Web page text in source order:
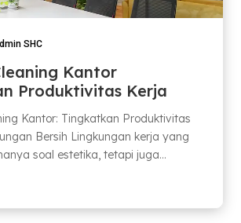
SHC
Kantor
Produktivitas Kerja
Kantor: Tingkatkan Produktivitas
Bersih Lingkungan kerja yang
soal estetika, tetapi juga...